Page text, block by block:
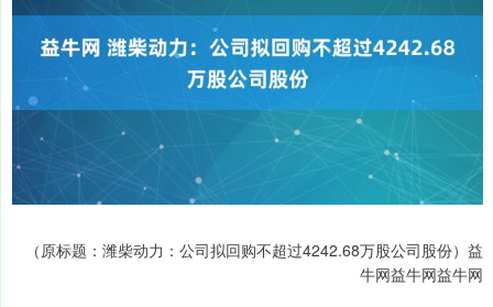
（原标题：潍柴动力：公司拟回购不超过4242.68万股公司股份）益
牛网益牛网益牛网